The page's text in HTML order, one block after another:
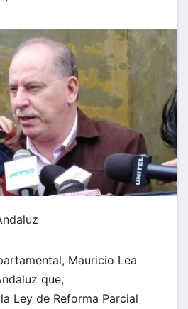
Mauricio Lea
que,
Ley de Reforma Parcial